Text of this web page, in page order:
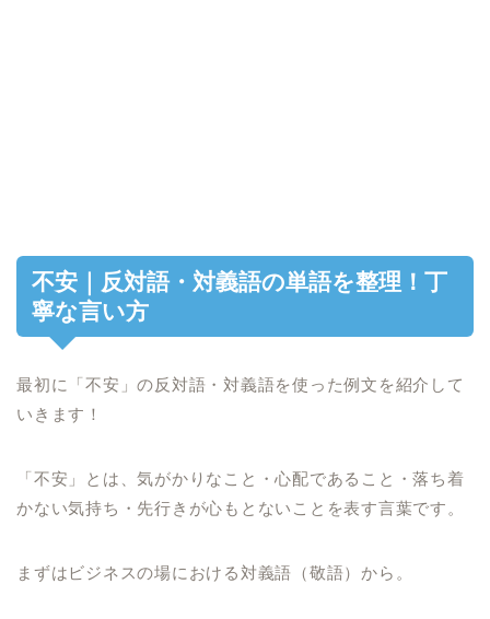
不安｜反対語・対義語の単語を整理！丁
寧な言い方
最初に「不安」の反対語・対義語を使った例文を紹介して
いきます！
「不安」とは、気がかりなこと・心配であること・落ち着
かない気持ち・先行きが心もとないことを表す言葉です。
まずはビジネスの場における対義語（敬語）から。